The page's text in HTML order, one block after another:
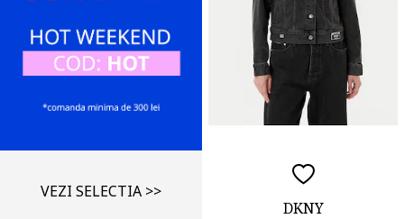
VEZI SELECTIA >>
DKNY